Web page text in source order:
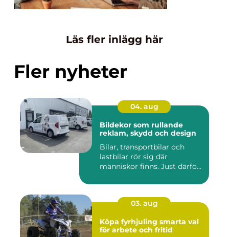
Läs fler inlägg här
Fler nyheter
04. aug
Bildekor som rullande
reklam, skydd och design
Bilar, transportbilar och
lastbilar rör sig där
människor finns. Just därfö...
03. aug
Köpa fyrhjuling smarta val
för arbete och fritid